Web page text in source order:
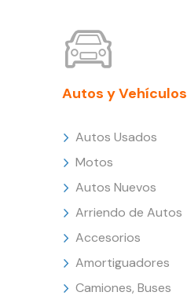
Autos y Vehículos
Autos Usados
Motos
Autos Nuevos
Arriendo de Autos
Accesorios
Amortiguadores
Camiones, Buses